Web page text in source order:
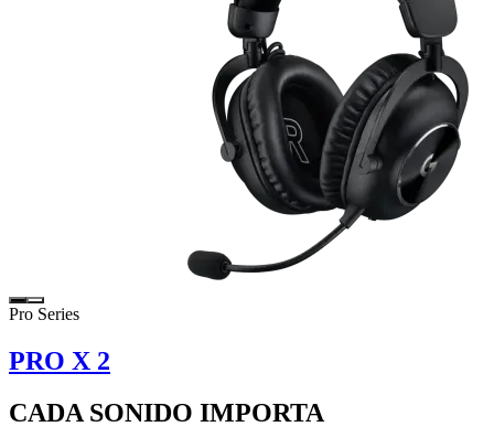
Pro Series
PRO X 2
CADA SONIDO IMPORTA